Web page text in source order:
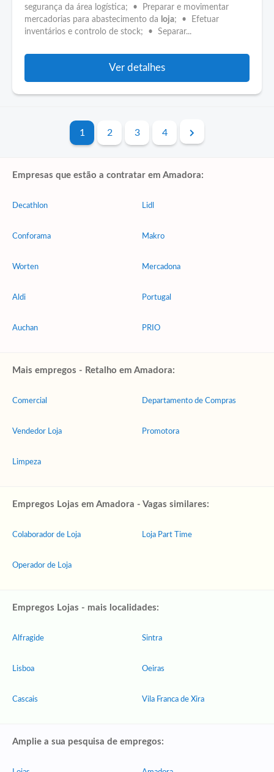
segurança da área logística; • Preparar e movimentar
mercadorias para abastecimento da loja; • Efetuar
inventários e controlo de stock; • Separar...
Ver detalhes
1 2 3 4
Empresas que estão a contratar em Amadora:
Decathlon
Conforama
Worten
Aldi
Auchan
Lidl
Makro
Mercadona
Portugal
PRIO
Mais empregos - Retalho em Amadora:
Comercial
Vendedor Loja
Limpeza
Departamento de Compras
Promotora
Empregos Lojas em Amadora - Vagas similares:
Colaborador de Loja
Operador de Loja
Loja Part Time
Empregos Lojas - mais localidades:
Alfragide
Lisboa
Cascais
Sintra
Oeiras
Vila Franca de Xira
Amplie a sua pesquisa de empregos: